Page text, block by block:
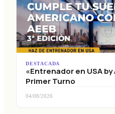
DESTACADA
«Entrenador en USA by
Primer Turno
04/08/2026